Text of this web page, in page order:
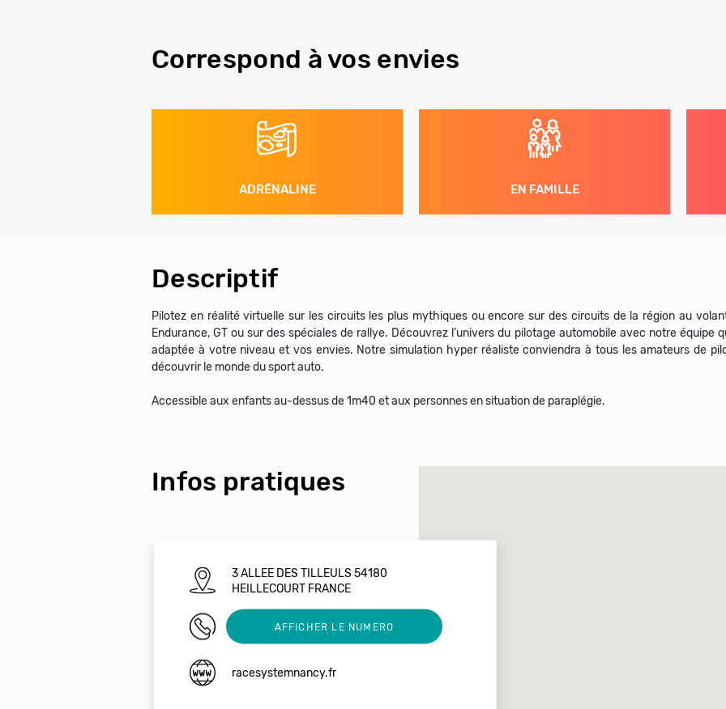
Correspond à vos envies
ADRÉNALINE EN FAMILLE
Descriptif
Pilotez en réalité virtuelle sur les circuits les plus mythiques ou encore sur des circuits de la région au
Endurance, GT ou sur des spéciales de rallye. Découvrez l’univers du pilotage automobile avec notre équipe
adaptée à votre niveau et vos envies. Notre simulation hyper réaliste conviendra à tous les amateurs de
découvrir le monde du sport auto.
Accessible aux enfants au-dessus de 1m40 et aux personnes en situation de paraplégie.
Infos pratiques
3 ALLEE DES TILLEULS 54180
HEILLECOURT FRANCE
0950875014AFFICHER LE NUMERO
racesystemnancy.fr